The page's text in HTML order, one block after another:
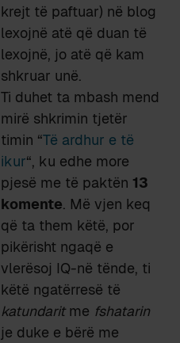
krejt të paftuar) në blog
lexojnë atë që duan të
lexojnë, jo atë që kam
shkruar unë.
Ti duhet ta mbash mend
mirë shkrimin tjetër
timin “Të ardhur e të
ikur“, ku edhe more
pjesë me të paktën 13
komente. Më vjen keq
që ta them këtë, por
pikërisht ngaqë e
vlerësoj IQ-në tënde, ti
këtë ngatërresë të
katundaritme fshatarin
je duke e bërë me